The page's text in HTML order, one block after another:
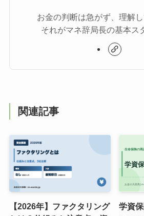
お金の判断は急がず、理解し
それがマネ辞局長の基本ス
関連記事
【2026年】ファクタリング
学資